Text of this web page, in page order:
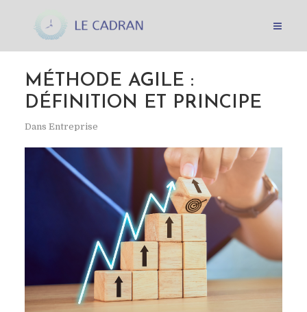
MÉTHODE AGILE :
DÉFINITION ET PRINCIPE
Dans Entreprise